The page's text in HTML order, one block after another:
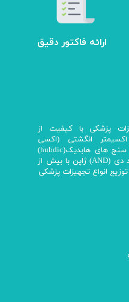
ارائه فاکتور دقیق
پزشکی با کیفیت از
انگشتی (اکسی
واچ) چویسمد (choicemmed)، تب سنج های هابدیک(hubdic)
کره جنوبی و فشارسنج های ای اند دی (AND) ژاپن با بیش از